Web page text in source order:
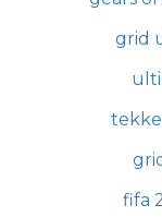
grid
fifa